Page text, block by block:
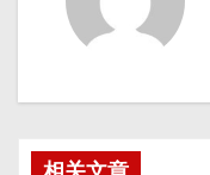
航